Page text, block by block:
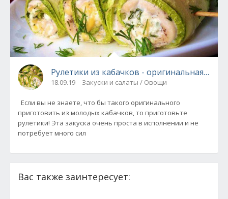
Рулетики из кабачков - оригинальная
18.09.19 Закуски и салаты / Овощи
Если вы не знаете, что бы такого оригинального
приготовить из молодых кабачков, то приготовьте
рулетики! Эта закуска очень проста в исполнении и не
потребует много сил
Вас также заинтересует: